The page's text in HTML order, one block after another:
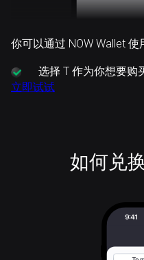
你可以通过 NOW Wallet 使
选择 T 作为你想要购
立即试试
如何兑